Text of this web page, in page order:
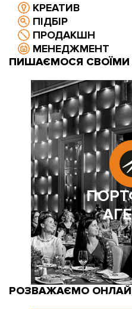
КРЕАТИВ
ПІДБІР
ПРОДАКШН
МЕНЕДЖМЕНТ
ПИШАЄМОСЯ
РОЗВАЖАЄМО